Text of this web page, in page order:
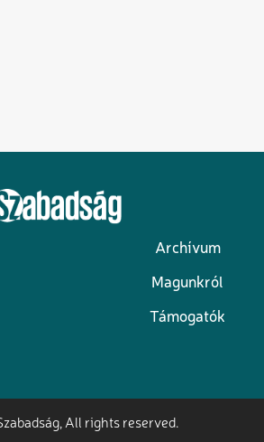
Archívum
Magunkról
Támogatók
All rights reserved.